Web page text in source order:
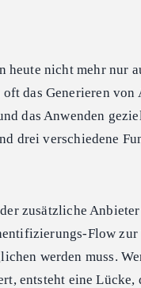
nicht mehr nur
das Generieren von
das Anwenden
drei verschiedene
zusätzliche
Flow zur
werden muss.
entsteht eine Lücke,